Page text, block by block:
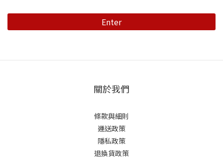
Enter
關於我們
條款與細則
運送政策
隱私政策
退換貨政策